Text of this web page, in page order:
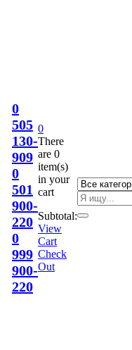
0
505
130-
909
0
501
900-
220
0
999
900-
220
0
There
are 0
item(s)
in your
cart
Subtotal:
View
Cart
Check
Out